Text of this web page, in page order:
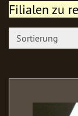
Filialen zu
Sortierung